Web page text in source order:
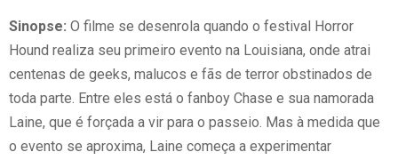
Sinopse: O filme se desenrola quando o festival Horror
Hound realiza seu primeiro evento na Louisiana, onde atrai
centenas de geeks, malucos e fãs de terror obstinados de
toda parte. Entre eles está o fanboy Chase e sua namorada
Laine, que é forçada a vir para o passeio. Mas à medida que
o evento se aproxima, Laine começa a experimentar